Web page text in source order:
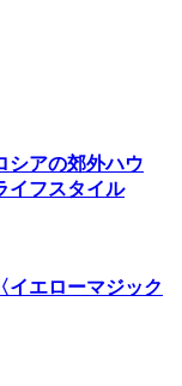
シアの郊外ハウ
イフスタイル
イエローマジック